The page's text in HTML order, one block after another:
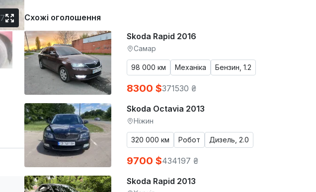
7
Схожі оголошення
Skoda Rapid 2016
Самар
98 000 км Механіка Бензин, 1.2
8300 $371530 ₴
Skoda Octavia 2013
Ніжин
320 000 км Робот Дизель, 2.0
9700 $434197 ₴
Skoda Rapid 2013